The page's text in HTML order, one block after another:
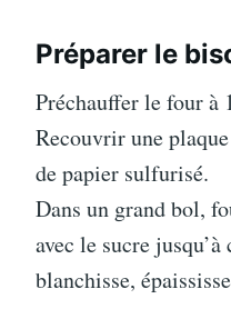
Préparer le
Préchauffer le four à
Recouvrir une
de papier sulfurisé.
Dans un grand bol,
avec le sucre
blanchisse,